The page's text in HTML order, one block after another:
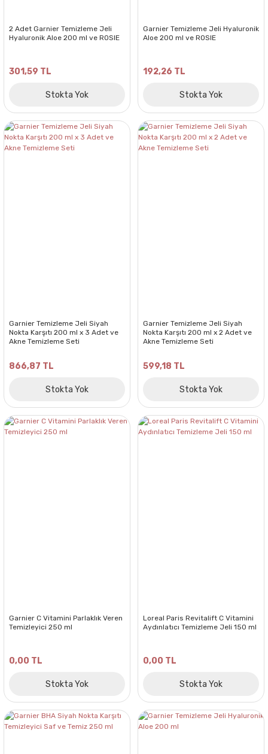
2 Adet Garnier Temizleme Jeli
Hyaluronik Aloe 200 ml ve ROSIE
301,59 TL
Stokta Yok
Garnier Temizleme Jeli Hyaluronik
Aloe 200 ml ve ROSIE
192,26 TL
Stokta Yok
Garnier Temizleme Jeli Siyah
Nokta Karşıtı 200 ml x 3 Adet ve
Akne Temizleme Seti
866,87 TL
Stokta Yok
Garnier Temizleme Jeli Siyah
Nokta Karşıtı 200 ml x 2 Adet ve
Akne Temizleme Seti
599,18 TL
Stokta Yok
Garnier C Vitamini Parlaklık Veren
Temizleyici 250 ml
0,00 TL
Stokta Yok
Loreal Paris Revitalift C Vitamini
Aydınlatıcı Temizleme Jeli 150 ml
0,00 TL
Stokta Yok